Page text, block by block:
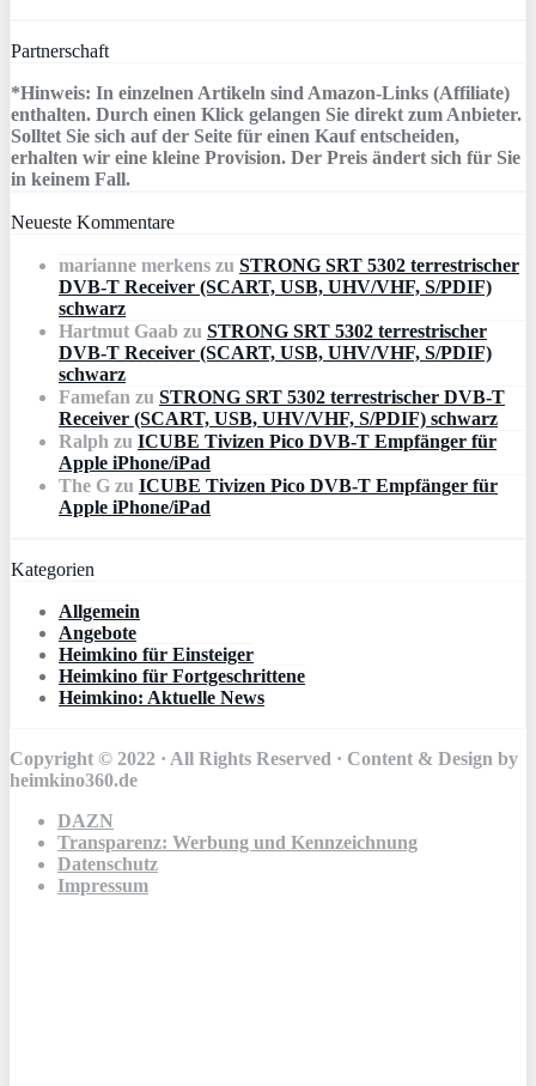
Partnerschaft
*Hinweis: In einzelnen Artikeln sind Amazon-Links (Affiliate)
enthalten. Durch einen Klick gelangen Sie direkt zum Anbieter.
Solltet Sie sich auf der Seite für einen Kauf entscheiden,
erhalten wir eine kleine Provision. Der Preis ändert sich für Sie
in keinem Fall.
Neueste Kommentare
marianne merkens zu STRONG SRT 5302 terrestrischer
DVB-T Receiver (SCART, USB, UHV/VHF, S/PDIF)
schwarz
Hartmut Gaab zu STRONG SRT 5302 terrestrischer
DVB-T Receiver (SCART, USB, UHV/VHF, S/PDIF)
schwarz
Famefan zu STRONG SRT 5302 terrestrischer DVB-T
Receiver (SCART, USB, UHV/VHF, S/PDIF) schwarz
Ralph zu ICUBE Tivizen Pico DVB-T Empfänger für
Apple iPhone/iPad
The G zu ICUBE Tivizen Pico DVB-T Empfänger für
Apple iPhone/iPad
Kategorien
Allgemein
Angebote
Heimkino für Einsteiger
Heimkino für Fortgeschrittene
Heimkino: Aktuelle News
Copyright © 2022 · All Rights Reserved · Content & Design by
heimkino360.de
DAZN
Transparenz: Werbung und Kennzeichnung
Datenschutz
Impressum